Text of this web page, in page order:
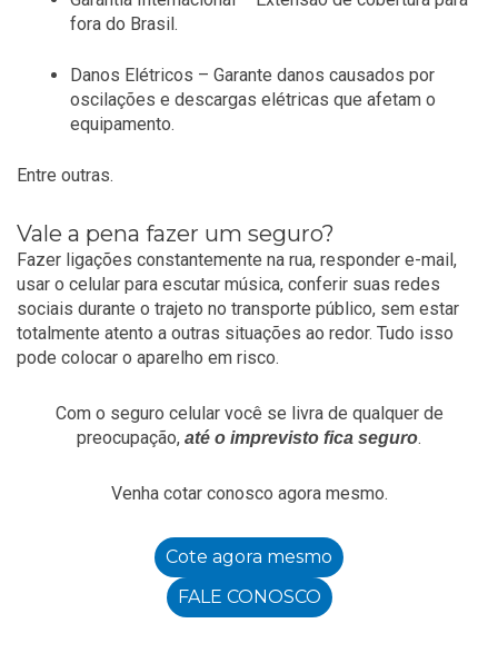
fora do Brasil.
Danos Elétricos – Garante danos causados por
oscilações e descargas elétricas que afetam o
equipamento.
Entre outras.
Vale a pena fazer um seguro?
Fazer ligações constantemente na rua, responder e-mail,
usar o celular para escutar música, conferir suas redes
sociais durante o trajeto no transporte público, sem estar
totalmente atento a outras situações ao redor. Tudo isso
pode colocar o aparelho em risco.
Com o seguro celular você se livra de qualquer de
preocupação, até o imprevisto fica seguro.
Venha cotar conosco agora mesmo.
Cote agora mesmo
FALE CONOSCO